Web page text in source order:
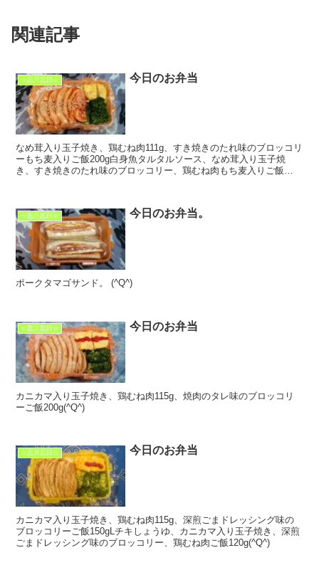
関連記事
☆忘月忘日☆ 今日のお弁当
なめ茸入り玉子焼き、鶏むね肉111g、すき焼きのたれ味のブロッコリ
ーもち麦入りご飯200g白身魚タルタルソース、なめ茸入り玉子焼
き、すき焼きのたれ味のブロッコリー、鶏むね肉もち麦入りご飯
☆忘月忘日☆ 今日のお弁当。
ポークタマゴサンド。 (^Q^)
☆忘月忘日☆ 今日のお弁当
カニカマ入り玉子焼き、鶏むね肉115g、焼肉のタレ味のブロッコリ
ーご飯200g(^Q^)
☆忘月忘日☆ 今日のお弁当
カニカマ入り玉子焼き、鶏むね肉115g、深煎ごまドレッシング味の
ブロッコリーご飯150gLチキしょうゆ、カニカマ入り玉子焼き、深煎
ごまドレッシング味のブロッコリー、鶏むね肉ご飯120g(^Q^)